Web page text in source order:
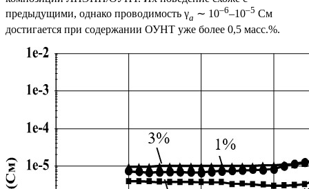
предыдущими, однако проводимость γa ∼ 10–6–10–5 См
достигается при содержании ОУНТ уже более 0,5 масс.%.